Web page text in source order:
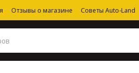
Отзывы о магазине
Советы Auto-Land